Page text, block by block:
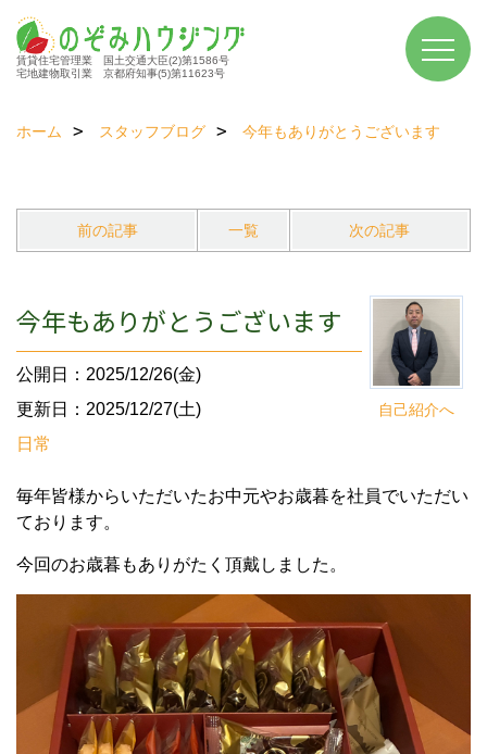
賃貸住宅管理業 国土交通大臣(2)第1586号
宅地建物取引業 京都府知事(5)第11623号
ホーム スタッフブログ 今年もありがとうございます
前の記事 一覧 次の記事
自己紹介へ
今年もありがとうございます
公開日：2025/12/26(金)
更新日：2025/12/27(土)
日常
毎年皆様からいただいたお中元やお歳暮を社員でいただい
ております。
今回のお歳暮もありがたく頂戴しました。